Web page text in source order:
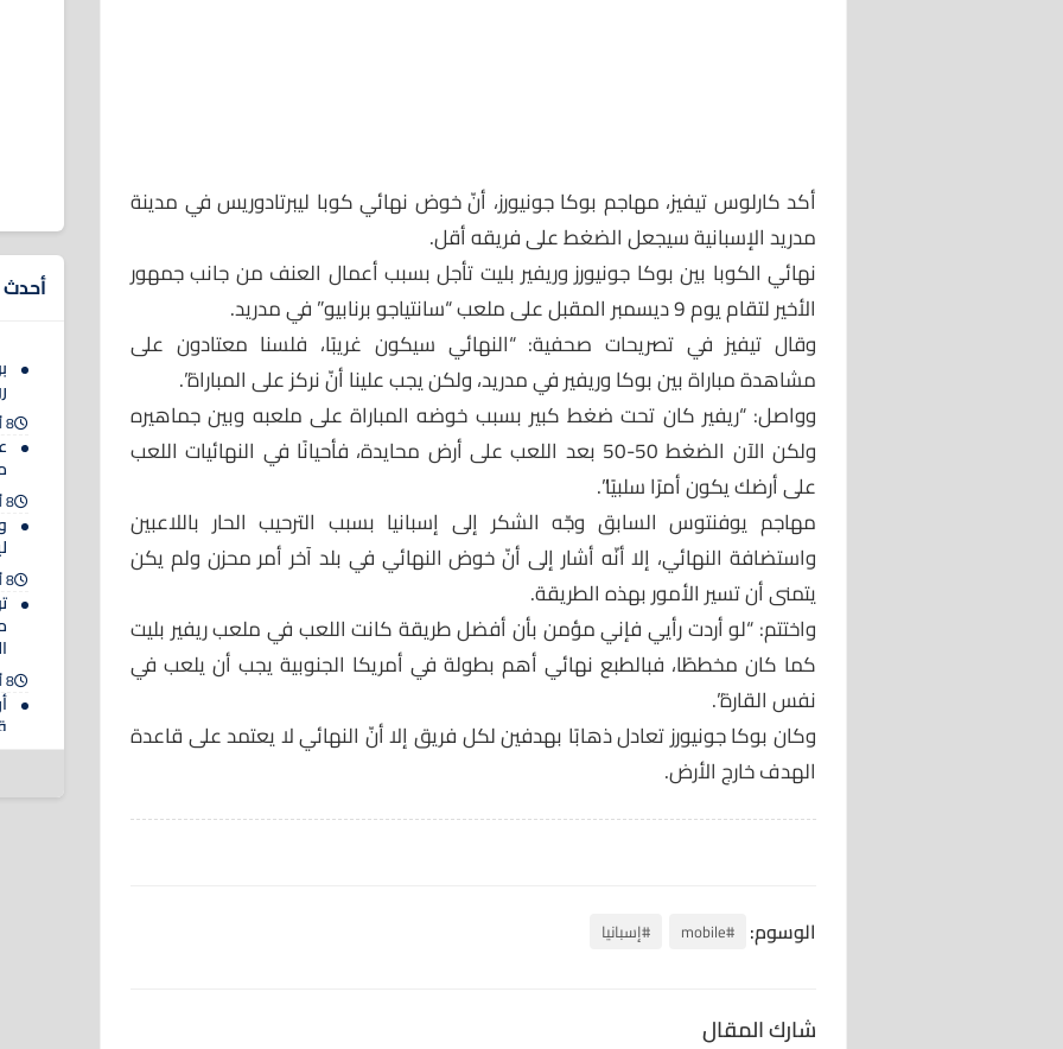
أكد كارلوس تيفيز، مهاجم بوكا جونيورز، أنّ خوض نهائي كوبا ليبرتادوريس في مدينة
مدريد الإسبانية سيجعل الضغط على فريقه أقل.
نهائي الكوبا بين بوكا جونيورز وريفير بليت تأجل بسبب أعمال العنف من جانب جمهور
الأخير لتقام يوم 9 ديسمبر المقبل على ملعب “سانتياجو برنابيو” في مدريد.
وقال تيفيز في تصريحات صحفية: “النهائي سيكون غريبًا، فلسنا معتادون على
مشاهدة مباراة بين بوكا وريفير في مدريد، ولكن يجب علينا أنّ نركز على المباراة”.
وواصل: “ريفير كان تحت ضغط كبير بسبب خوضه المباراة على ملعبه وبين جماهيره
ولكن الآن الضغط 50-50 بعد اللعب على أرض محايدة، فأحيانًا في النهائيات اللعب
على أرضك يكون أمرًا سلبيًا”.
مهاجم يوفنتوس السابق وجّه الشكر إلى إسبانيا بسبب الترحيب الحار باللاعبين
واستضافة النهائي، إلا أنّه أشار إلى أنّ خوض النهائي في بلد آخر أمر محزن ولم يكن
يتمنى أن تسير الأمور بهذه الطريقة.
واختتم: “لو أردت رأيي فإني مؤمن بأن أفضل طريقة كانت اللعب في ملعب ريفير بليت
كما كان مخططًا، فبالطبع نهائي أهم بطولة في أمريكا الجنوبية يجب أن يلعب في
نفس القارة”.
وكان بوكا جونيورز تعادل ذهابًا بهدفين لكل فريق إلا أنّ النهائي لا يعتمد على قاعدة
الهدف خارج الأرض.
الوسوم: #mobile #إسبانيا
شارك المقال
أحدث
8 أغسطس 2026
8 أغسطس 2026
8 أغسطس 2026
8 أغسطس 2026